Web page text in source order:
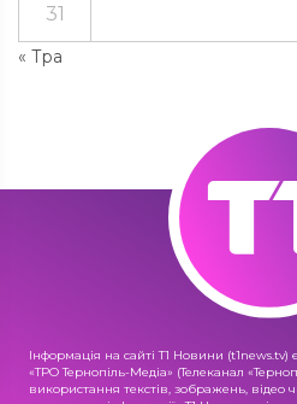
« Тра
31
Інформація на сайті Т1 Новини (t1news.tv)
«ТРО Тернопіль-Медіа» (Телеканал
використання текстів, зображень, відео